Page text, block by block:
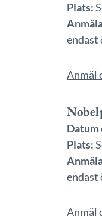
Plats:
endast
Anmäl
Datum
Plats:
endast
Anmäl